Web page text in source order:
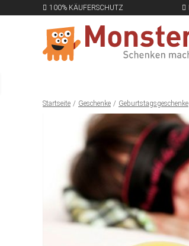
100% KÄUFERSCHUTZ
Startseite Geschenke Geburtstagsgeschenke